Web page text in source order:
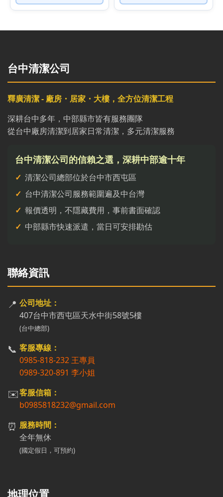
台中清潔公司
釋廣清潔 - 廠房・居家・大樓，全方位清潔工程
深耕台中多年，中部縣市皆有服務團隊
從台中廠房清潔到居家日常清潔，多元清潔服務
台中清潔公司的信賴之選，深耕中部逾十年
清潔公司總部位於台中市西屯區
台中清潔公司服務範圍遍及中台灣
報價透明，不隱藏費用，事前書面確認
中部縣市快速派遣，當日可安排勘估
聯絡資訊
📍 公司地址：
407台中市西屯區天水中街58號5樓
(台中總部)
📞 客服專線：
0985-818-232 王專員
0989-320-891 李小姐
✉️客服信箱：
b0985818232@gmail.com
⏰ 服務時間：
全年無休
(國定假日，可預約)
地理位置